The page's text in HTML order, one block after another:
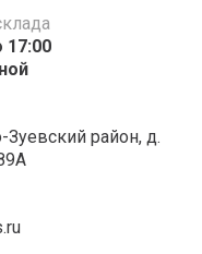
район, д.